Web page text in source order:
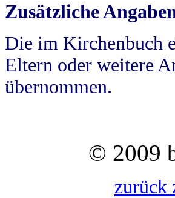
Zusätzliche
Die im Kirchenbuch
Eltern oder weitere
übernommen.
© 2009
zurück